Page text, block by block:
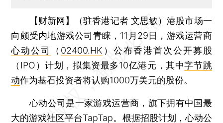
【财新网】（驻香港记者 文思敏）港股市场一
向颇受内地游戏公司青睐，11月29日，游戏运营商
心动公司
（ 02400.HK ）公布香港首次公开募股
（IPO）计划，拟集资最多10亿港元，其中字节跳
动作为基石投资者将认购1000万美元的股份。
心动公司是一家游戏运营商，旗下拥有中国最
大的游戏社区平台TapTap。根据招股计划，心动公